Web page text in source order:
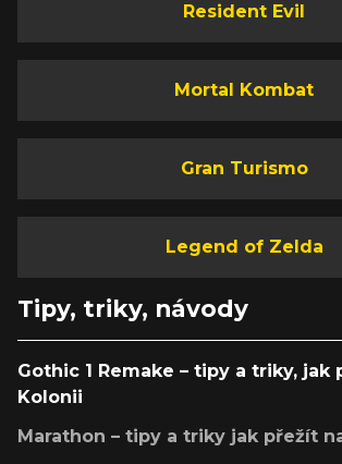
Resident Evil
Mortal Kombat
Gran Turismo
Legend of Zelda
Tipy, triky, návody
Gothic 1 Remake – tipy a triky, jak
Kolonii
Marathon – tipy a triky jak přežít